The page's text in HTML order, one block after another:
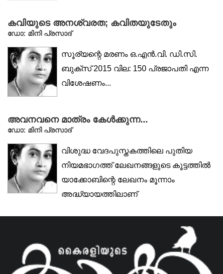
കവിയുടെ അനശ്വരത; കവിതയുടേതും
ഡോ: മിനി പ്രസാദ്‌
സൂര്യന്റെ മരണം ഒ.എൻ.വി. ഡി.സി.
ബുക്‌സ് 2015 വില: 150 പ്രജാപതി എന്ന
വിശേഷണം...
അവനവനെ മാത്രം കേൾക്കുന്ന...
ഡോ: മിനി പ്രസാദ്‌
വിശുദ്ധ വേദപുസ്തകത്തിലെ പുതിയ
നിയമഭാഗത്ത് ലേഖനങ്ങളുടെ കൂട്ടത്തിൽ
യാക്കോബിന്റെ ലേഖനം മൂന്നാം
അദ്ധ്യായത്തിലാണ്